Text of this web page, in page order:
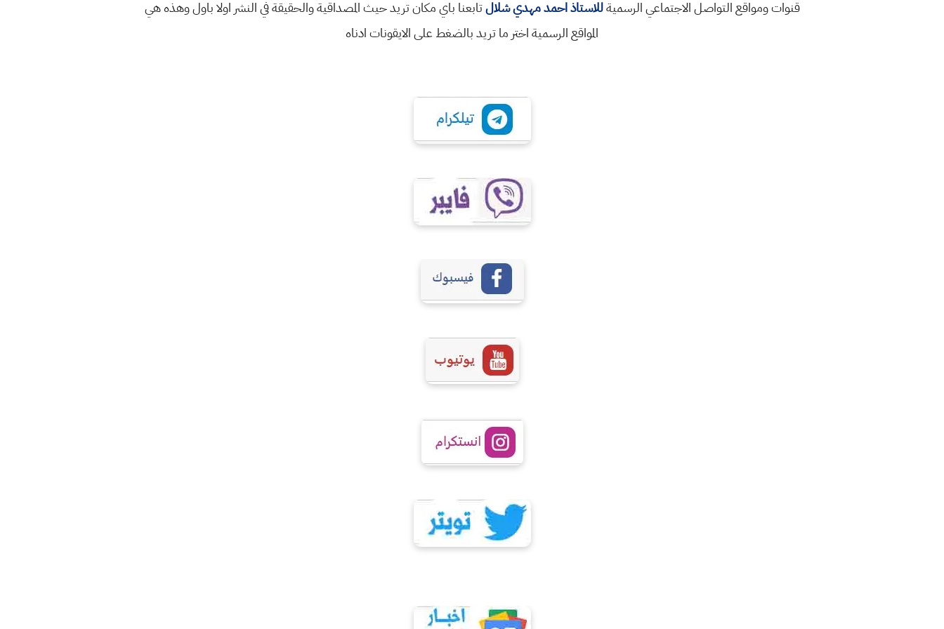
قنوات ومواقع التواصل الاجتماعي الرسميةللاستاذ احمد مهدي شلالتابعنا باي مكان تريد حيث المصداقية والحقيقة في النشر اولا باول وهذه هي
المواقع الرسمية اختر ما تريد بالضغط على الايقونات ادناه